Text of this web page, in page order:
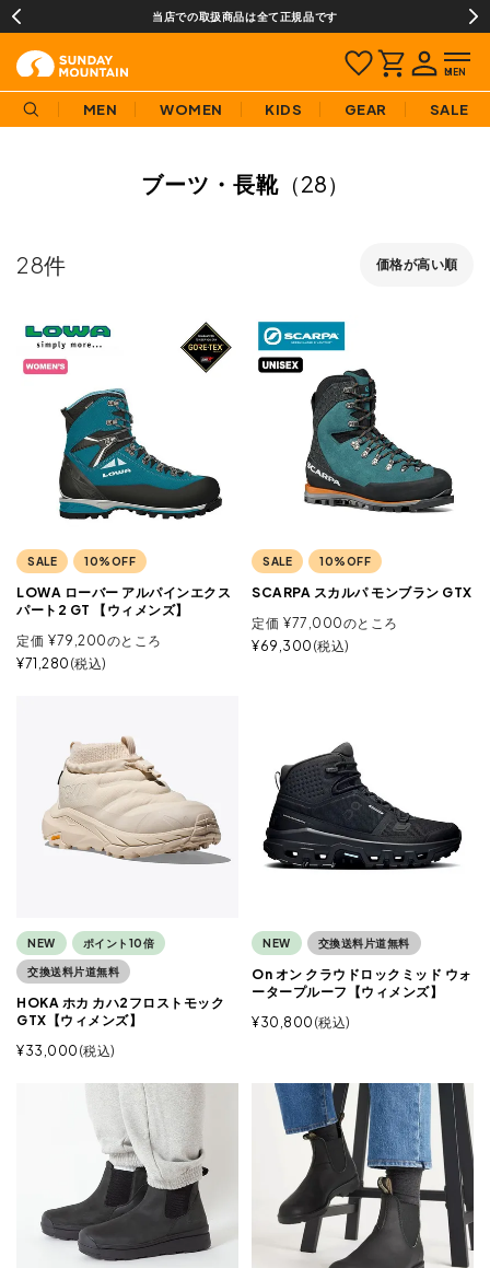
当店での取扱商品は全て正規品です
MEN WOMEN KIDS GEAR SALE
ブーツ・長靴 （28）
価格が高い順
28
SALE 10%OFF
LOWA ローバー アルパインエクス
パート2 GT 【ウィメンズ】
定価 ¥79,200のところ
¥71,280 税込
SALE 10%OFF
SCARPA スカルパ モンブラン GTX
定価 ¥77,000のところ
¥69,300 税込
NEW ポイント10倍
交換送料片道無料
HOKA ホカ カハ2フロストモック
GTX【ウィメンズ】
¥33,000 税込
NEW 交換送料片道無料
On オン クラウドロックミッド ウォ
ータープルーフ【ウィメンズ】
¥30,800 税込